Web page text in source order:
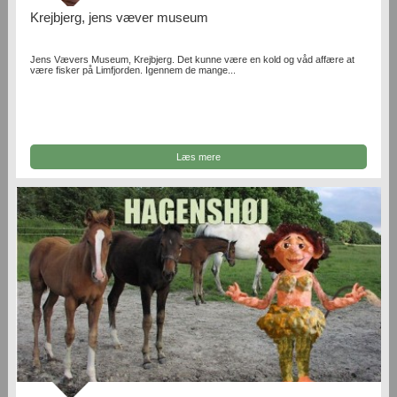
Krejbjerg, jens væver museum
Jens Vævers Museum, Krejbjerg. Det kunne være en kold og våd affære at
være fisker på Limfjorden. Igennem de mange...
Læs mere